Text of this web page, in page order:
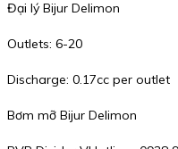
Đại lý Bijur Delimon
Outlets: 6-20
Discharge: 0.17cc per outlet
Bơm mỡ Bijur Delimon